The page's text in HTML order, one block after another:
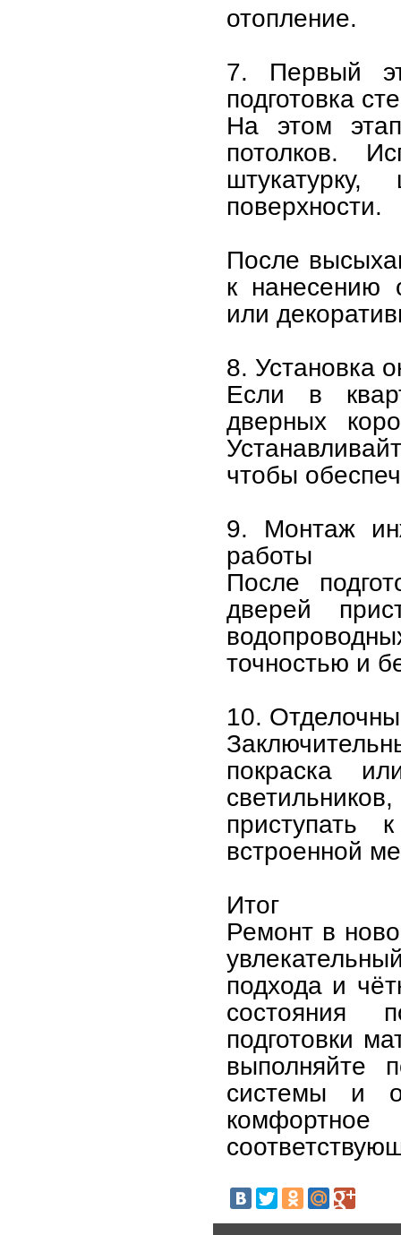
отопление.
7. Первый
подготовка
На этом
потолков.
поверхности.
После
к нанесению
или
8. Установка
Если в
дверных
чтобы
9. Монтаж
работы
После
дверей
точностью и
10.
покраска
встроенной
Итог
Ремонт в
подхода и
состояния
подготовки
выполняйте
системы и